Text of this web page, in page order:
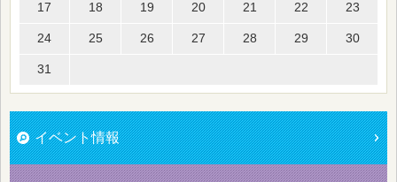
17 18 19 20 21 22 23
24 25 26 27 28 29 30
31
イベント情報